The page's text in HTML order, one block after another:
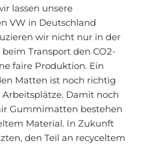
lassen unsere
VW in Deutschland
wir nicht nur in der
Transport den CO2-
faire Produktion. Ein
Matten ist noch richtig
Damit noch
Gummimatten bestehen
Material. In Zukunft
den Teil an recyceltem